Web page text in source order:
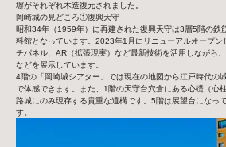
塀がそれぞれ木造復元されました。
岡崎城の見どころ①復興天守
昭和34年（1959年）に再建された復興天守は3層5階の鉄
料館となっています。2023年1月にリニューアルオープン
チパネル、AR（拡張現実）など最新技術を活用しながら
などを展示しています。
4階の「岡崎城シアター」では現在の地図から江戸時代の
で体感できます。また、1階の天守台穴倉にある心礎（心
路城にのみ現存する貴重な遺構です。5階は展望台になっ
す。